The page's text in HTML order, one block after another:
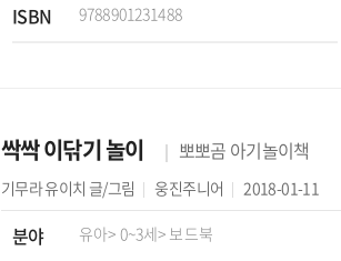
ISBN 9788901231488
싹싹 이닦기 놀이 뽀뽀곰 아기놀이책
기무라 유이치 글/그림 웅진주니어 2018-01-11
분야 유아> 0~3세> 보드북